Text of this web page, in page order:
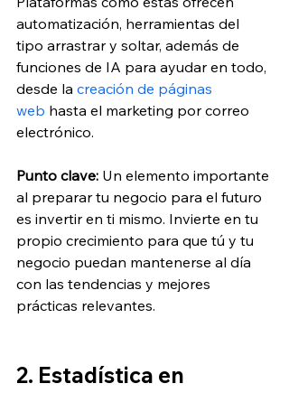
automatización, herramientas del
tipo arrastrar y soltar, además de
funciones de IA para ayudar en todo,
desde la creación de páginas
web hasta el marketing por correo
electrónico.
Punto clave: Un elemento importante
al preparar tu negocio para el futuro
es invertir en ti mismo. Invierte en tu
propio crecimiento para que tú y tu
negocio puedan mantenerse al día
con las tendencias y mejores
prácticas relevantes.
2. Estadística en